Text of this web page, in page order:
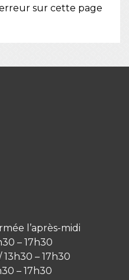
sur cette page
l’après-midi
– 17h30
– 17h30
– 17h30